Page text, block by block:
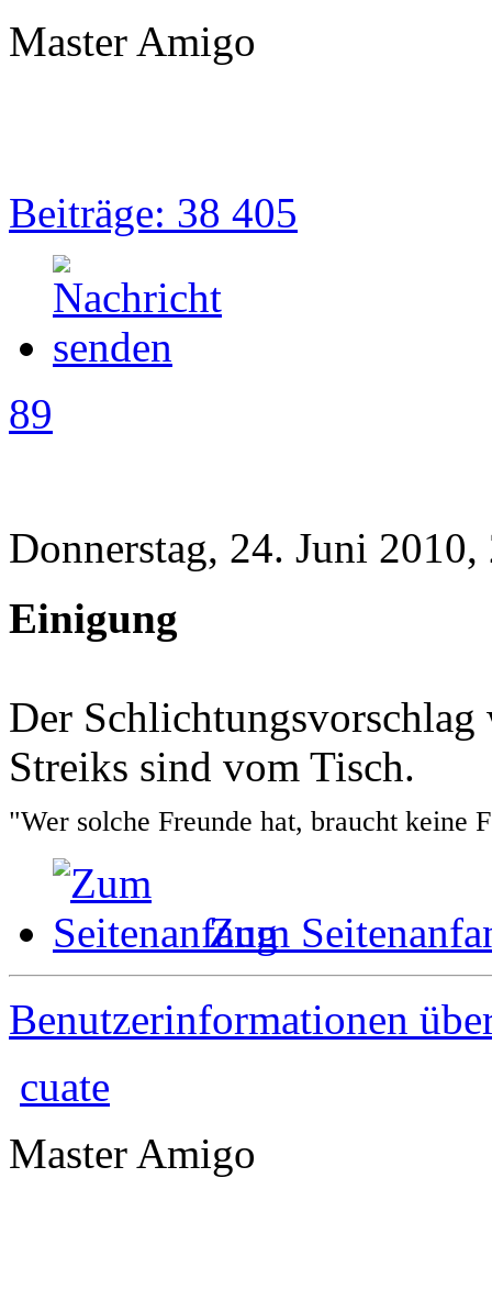
Master Amigo
Beiträge: 38 405
89
Donnerstag, 24. Juni 2010,
Einigung
Der
Streiks sind vom Tisch.
"Wer solche Freunde hat, braucht keine
Zum
Benutzerinformationen
cuate
Master Amigo